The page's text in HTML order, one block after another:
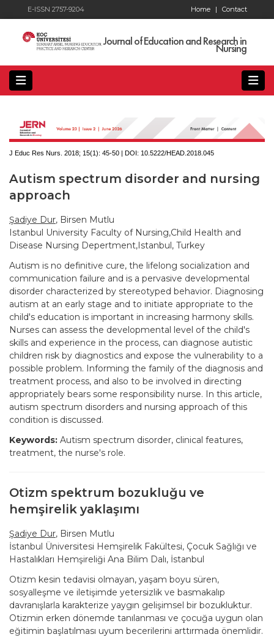
E-ISSN 2757-9204 Contact
Home |
Journal of Education and Research in
Nursing
J Educ Res Nurs. 2018; 15(1): 45-50 | DOI: 10.5222/HEAD.2018.045
Autism spectrum disorder and nursing
approach
Şadiye Dur, Birsen Mutlu
Istanbul University Faculty of Nursing,Child Health and
Disease Nursing Depertment,Istanbul, Turkey
Autism is no definitive cure, the lifelong socialization and
communication failure and is a pervasive developmental
disorder characterized by stereotyped behavior. Diagnosing
autism at an early stage and to initiate appropriate to the
child's education is important in increasing harmony skills.
Nurses can assess the developmental level of the child's
skills and experience in the process, can diagnose autistic
children risk by diagnostics and expose the vulnerability to a
possible problem. Informing the family of the diagnosis and
treatment process, and also to be involved in directing
appropriately bears some responsibility nurse. In this article,
autism spectrum disorders and nursing approach of this
condition is discussed.
Keywords: Autism spectrum disorder, clinical features,
treatment, the nurse's role.
Otizm spektrum bozukluğu ve
hemşirelik yaklaşımı
Şadiye Dur, Birsen Mutlu
İstanbul Üniversitesi Hemşirelik Fakültesi, Çocuk Sağlığı ve
Hastalıkları Hemşireliği Ana Bilim Dalı, İstanbul
Otizm kesin tedavisi olmayan, yaşam boyu süren,
sosyalleşme ve iletişimde yetersizlik ve basmakalıp
davranışlarla karakterize yaygın gelişimsel bir bozukluktur.
Otizmin erken dönemde tanılanması ve çocuğa uygun olan
eğitimin başlatılması uyum becerilerini arttırmada önemlidir.